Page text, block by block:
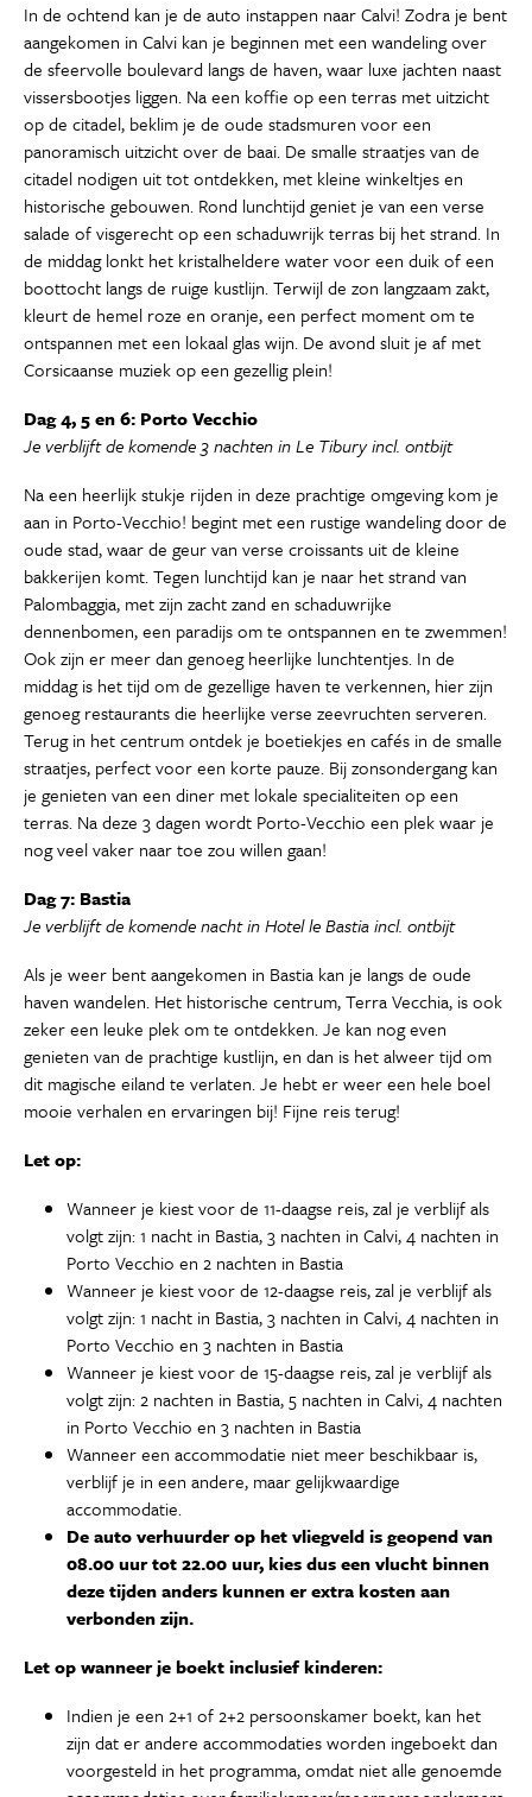
In de ochtend kan je de auto instappen naar Calvi! Zodra je bent
aangekomen in Calvi kan je beginnen met een wandeling over
de sfeervolle boulevard langs de haven, waar luxe jachten naast
vissersbootjes liggen. Na een koffie op een terras met uitzicht
op de citadel, beklim je de oude stadsmuren voor een
panoramisch uitzicht over de baai. De smalle straatjes van de
citadel nodigen uit tot ontdekken, met kleine winkeltjes en
historische gebouwen. Rond lunchtijd geniet je van een verse
salade of visgerecht op een schaduwrijk terras bij het strand. In
de middag lonkt het kristalheldere water voor een duik of een
boottocht langs de ruige kustlijn. Terwijl de zon langzaam zakt,
kleurt de hemel roze en oranje, een perfect moment om te
ontspannen met een lokaal glas wijn. De avond sluit je af met
Corsicaanse muziek op een gezellig plein!
Dag 4, 5 en 6: Porto Vecchio
Je verblijft de komende 3 nachten in Le Tibury incl. ontbijt
Na een heerlijk stukje rijden in deze prachtige omgeving kom je
aan in Porto-Vecchio! begint met een rustige wandeling door de
oude stad, waar de geur van verse croissants uit de kleine
bakkerijen komt. Tegen lunchtijd kan je naar het strand van
Palombaggia, met zijn zacht zand en schaduwrijke
dennenbomen, een paradijs om te ontspannen en te zwemmen!
Ook zijn er meer dan genoeg heerlijke lunchtentjes. In de
middag is het tijd om de gezellige haven te verkennen, hier zijn
genoeg restaurants die heerlijke verse zeevruchten serveren.
Terug in het centrum ontdek je boetiekjes en cafés in de smalle
straatjes, perfect voor een korte pauze. Bij zonsondergang kan
je genieten van een diner met lokale specialiteiten op een
terras. Na deze 3 dagen wordt Porto-Vecchio een plek waar je
nog veel vaker naar toe zou willen gaan!
Dag 7: Bastia
Je verblijft de komende nacht in Hotel le Bastia incl. ontbijt
Als je weer bent aangekomen in Bastia kan je langs de oude
haven wandelen. Het historische centrum, Terra Vecchia, is ook
zeker een leuke plek om te ontdekken. Je kan nog even
genieten van de prachtige kustlijn, en dan is het alweer tijd om
dit magische eiland te verlaten. Je hebt er weer een hele boel
mooie verhalen en ervaringen bij! Fijne reis terug!
Let op:
Wanneer je kiest voor de 11-daagse reis, zal je verblijf als
volgt zijn: 1 nacht in Bastia, 3 nachten in Calvi, 4 nachten in
Porto Vecchio en 2 nachten in Bastia
Wanneer je kiest voor de 12-daagse reis, zal je verblijf als
volgt zijn: 1 nacht in Bastia, 3 nachten in Calvi, 4 nachten in
Porto Vecchio en 3 nachten in Bastia
Wanneer je kiest voor de 15-daagse reis, zal je verblijf als
volgt zijn: 2 nachten in Bastia, 5 nachten in Calvi, 4 nachten
in Porto Vecchio en 3 nachten in Bastia
Wanneer een accommodatie niet meer beschikbaar is,
verblijf je in een andere, maar gelijkwaardige
accommodatie.
De auto verhuurder op het vliegveld is geopend van
08.00 uur tot 22.00 uur, kies dus een vlucht binnen
deze tijden anders kunnen er extra kosten aan
verbonden zijn.
Let op wanneer je boekt inclusief kinderen:
Indien je een 2+1 of 2+2 persoonskamer boekt, kan het
zijn dat er andere accommodaties worden ingeboekt dan
voorgesteld in het programma, omdat niet alle genoemde